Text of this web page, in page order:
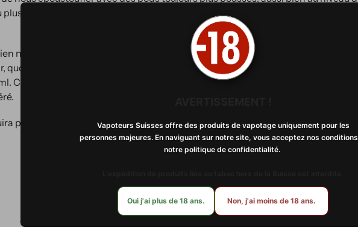
plus carré, alliage aluminium d'un côté, transparence de l'autre, Aspire
n'est caché, vous retrouverez une batterie interne de 1000 mAh, qui vous
quoi qu'il en soit les cartouches Cyber X/S à résistances intégrées vous
Ce kit contient deux cartouches, une de 0.8 ohm et une autre de 1.0 ohm, de
par son look surprenant et son utilisation simplifiée idéale pour les
Abonnez-vous à notre
Vapoteurs Suisses offre des produits de vapotage uniquement pour les
personnes majeures. En naviguant sur notre site, vous acceptez nos
notre politique de confidentialité. ​​
Oui j'ai plus de 18 ans. Non, j'ai moins de 18 ans.